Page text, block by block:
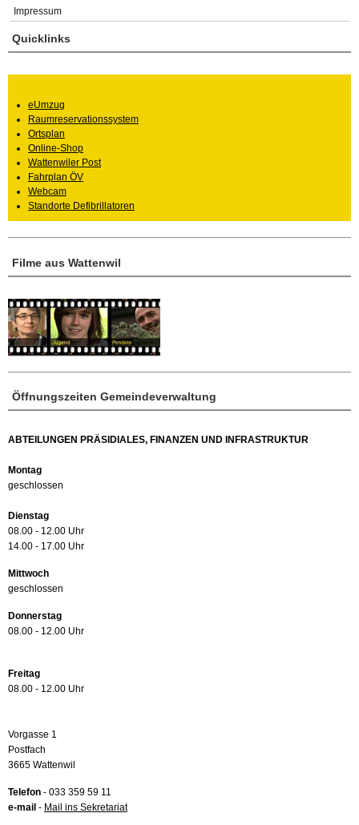
Impressum
Öffnungszeiten Gemeindeverwaltung
ABTEILUNGEN PRÄSIDIALES, FINANZEN UND INFRASTRUKTUR
Montag
geschlossen
Dienstag
08.00 - 12.00 Uhr
14.00 - 17.00 Uhr
Mittwoch
geschlossen
Donnerstag
08.00 - 12.00 Uhr
Freitag
08.00 - 12.00 Uhr
Vorgasse 1
Postfach
3665 Wattenwil
Telefon - 033 359 59 11
e-mail - Mail ins Sekretariat
Filme aus Wattenwil
Quicklinks
eUmzug
Raumreservationssystem
Ortsplan
Online-Shop
Wattenwiler Post
Fahrplan ÖV
Webcam
Standorte Defibrillatoren